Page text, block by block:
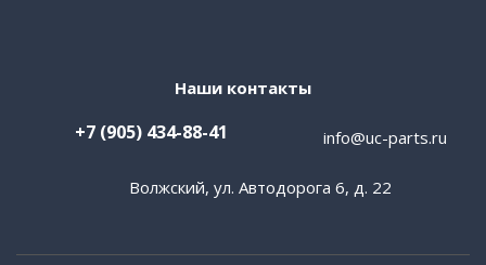
Наши контакты
+7 (905) 434-88-41 info@uc-parts.ru
Волжский, ул. Автодорога 6, д. 22